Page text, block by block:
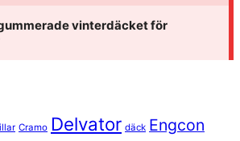
Cramo Delvator däck Engcon